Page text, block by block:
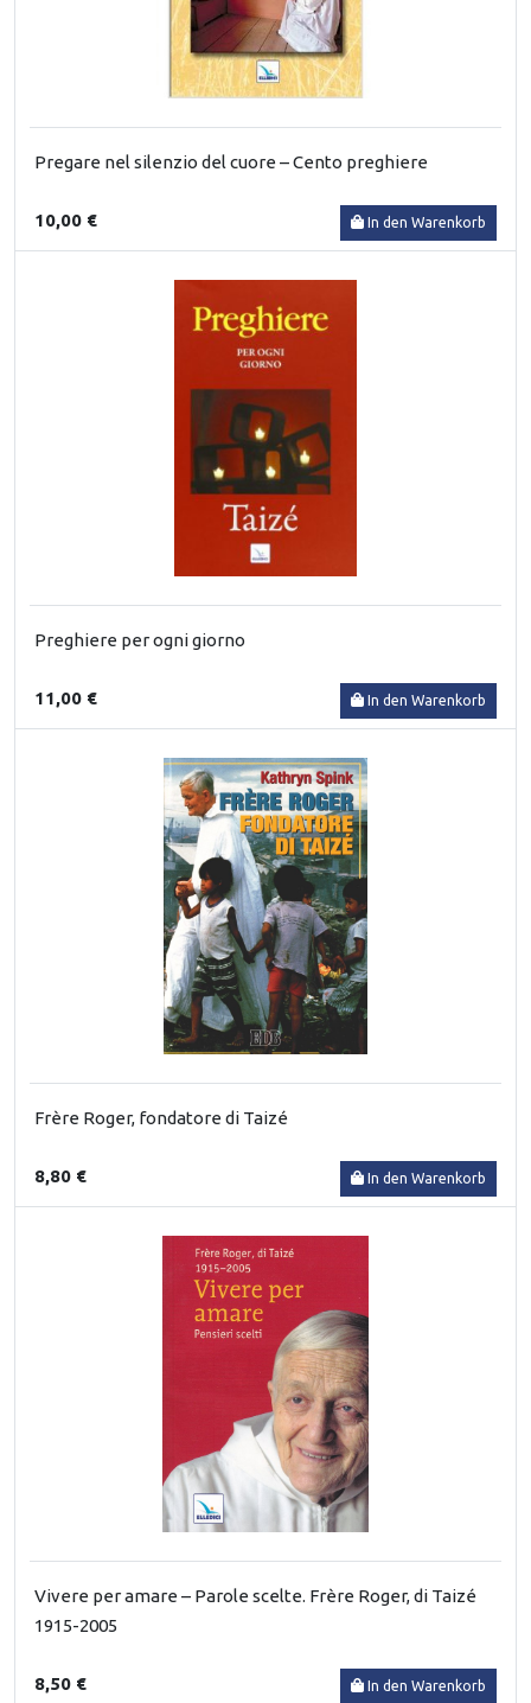
Pregare nel silenzio del cuore – Cento preghiere
10,00 € In den Warenkorb
Preghiere per ogni giorno
11,00 € In den Warenkorb
Frère Roger, fondatore di Taizé
8,80 € In den Warenkorb
Vivere per amare – Parole scelte. Frère Roger, di Taizé
1915-2005
8,50 € In den Warenkorb